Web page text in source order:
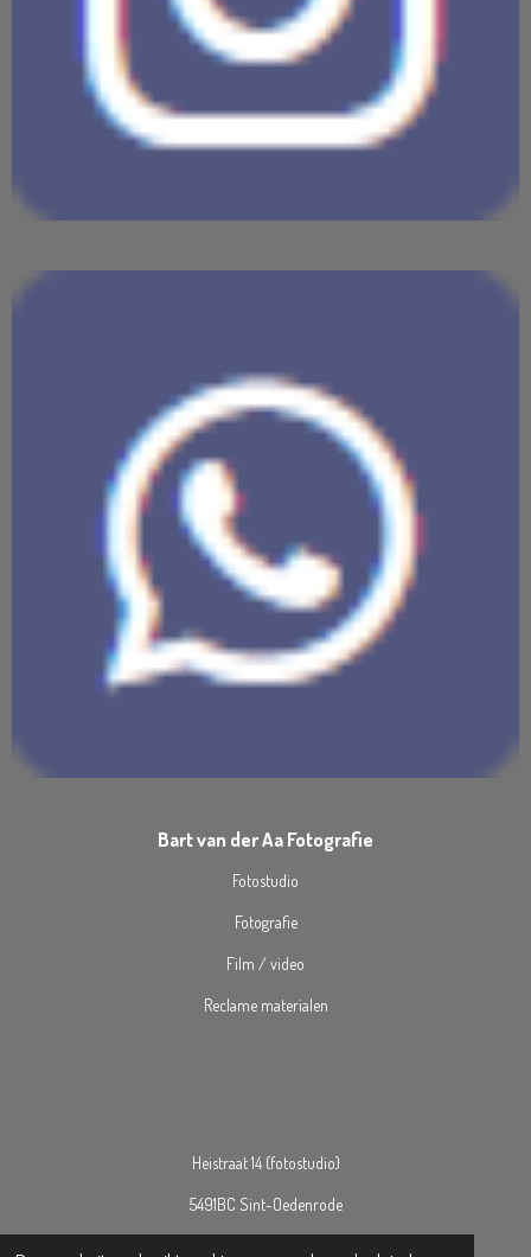
Bart van der Aa Fotografie
Fotostudio
Fotografie
Film / video
Reclame materialen
Heistraat 14 (fotostudio}
5491BC Sint-Oedenrode